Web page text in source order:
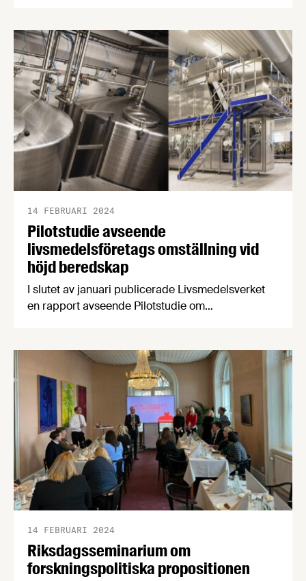
livsmedelsprodukter. Vårens öppna hus äger rum
23/2, 8/3, 5/4, 3/5 och 31/5, med olika inriktning
varje gång.
Pilotstudie avseende
livsmedelsföretags omställning vid
höjd beredskap
14 FEBRUARI 2024
I slutet av januari publicerade Livsmedelsverket
en rapport avseende Pilotstudie om
och Blackthorn och innefattade två olika
förpackningsrelaterade omställningar.
Riksdagsseminarium om
forskningspolitiska propositionen
14 FEBRUARI 2024